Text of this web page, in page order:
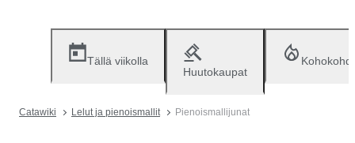
Tällä viikolla
Huutokaupat
Catawiki Lelut ja pienoismallit Pienoismallijunat